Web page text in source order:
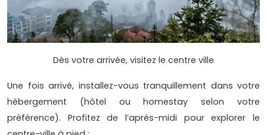
Dès votre arrivée, visitez le centre ville
Une fois arrivé, installez-vous tranquillement dans votre
hébergement (hôtel ou homestay selon votre
préférence). Profitez de l’après-midi pour explorer le